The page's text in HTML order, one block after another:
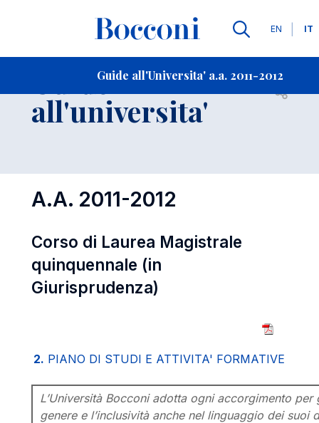
Lingue
EN IT
Guide all'Universita' a.a. 2011-2012
Contatti
Guide
all'universita' Open
A.A. 2011-2012
Corso di Laurea Magistrale
quinquennale (in
Giurisprudenza)
2. PIANO DI STUDI E ATTIVITA' FORMATIVE
L’Università Bocconi adotta ogni accorgimento
genere e l’inclusività anche nel linguaggio dei suoi